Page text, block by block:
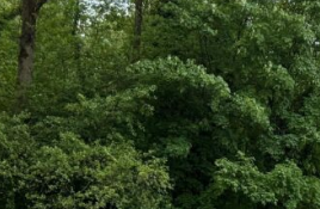
KOLLEGIUM
SCHULSOZIALARBEIT
VERWALTUNG
GEMEINDEPERSONAL
SPORT- UND
SOZIALES LERNEN
BISS-TRANSFERRADIO